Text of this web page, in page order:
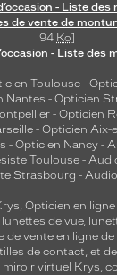
- Liste
de vente de
94 Ko]
- Liste des
Toulouse-
Nantes - Opticien
- Opticien
- Opticien Aix-
- Opticien Nancy -
Toulouse-
Strasbourg -
Opticien en ligne
lunettes de vue,
de vente en ligne
de contact, et
virtuel Krys,